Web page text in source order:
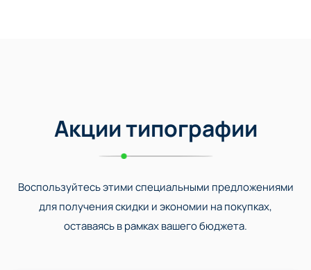
Акции типографии
Воспользуйтесь этими специальными предложениями
для получения скидки и экономии на покупках,
оставаясь в рамках вашего бюджета.